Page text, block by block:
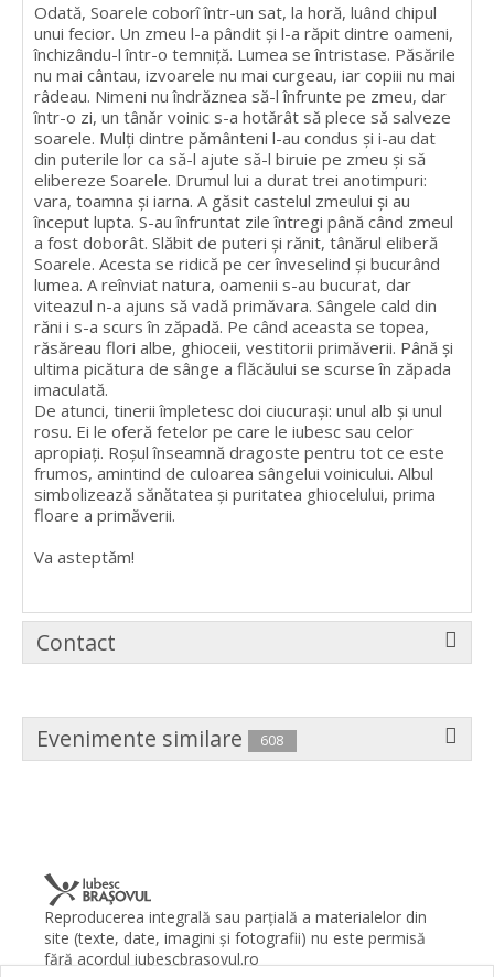
Odată, Soarele coborî într-un sat, la horă, luând chipul
unui fecior. Un zmeu l-a pândit şi l-a răpit dintre oameni,
închizându-l într-o temniţă. Lumea se întristase. Păsările
nu mai cântau, izvoarele nu mai curgeau, iar copiii nu mai
râdeau. Nimeni nu îndrăznea să-l înfrunte pe zmeu, dar
într-o zi, un tânăr voinic s-a hotărât să plece să salveze
soarele. Mulţi dintre pământeni l-au condus şi i-au dat
din puterile lor ca să-l ajute să-l biruie pe zmeu şi să
elibereze Soarele. Drumul lui a durat trei anotimpuri:
vara, toamna şi iarna. A găsit castelul zmeului şi au
început lupta. S-au înfruntat zile întregi până când zmeul
a fost doborât. Slăbit de puteri şi rănit, tânărul eliberă
Soarele. Acesta se ridică pe cer înveselind şi bucurând
lumea. A reînviat natura, oamenii s-au bucurat, dar
viteazul n-a ajuns să vadă primăvara. Sângele cald din
răni i s-a scurs în zăpadă. Pe când aceasta se topea,
răsăreau flori albe, ghioceii, vestitorii primăverii. Până şi
ultima picătura de sânge a flăcăului se scurse în zăpada
imaculată.
De atunci, tinerii împletesc doi ciucuraşi: unul alb şi unul
rosu. Ei le oferă fetelor pe care le iubesc sau celor
apropiaţi. Roşul înseamnă dragoste pentru tot ce este
frumos, amintind de culoarea sângelui voinicului. Albul
simbolizează sănătatea şi puritatea ghiocelului, prima
floare a primăverii.
Va asteptăm!
Contact
Evenimente similare 608
Reproducerea integrală sau parţială a materialelor din
site (texte, date, imagini şi fotografii) nu este permisă
fără acordul iubescbrasovul.ro